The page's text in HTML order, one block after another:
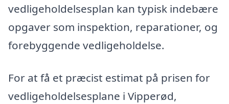
vedligeholdelsesplan kan typisk indebære
opgaver som inspektion, reparationer, og
forebyggende vedligeholdelse.
For at få et præcist estimat på prisen for
vedligeholdelsesplane i Vipperød,